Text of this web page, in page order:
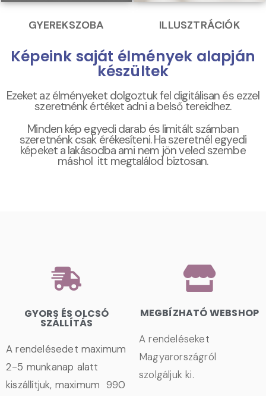
GYEREKSZOBA ILLUSZTRÁCIÓK
Képeink saját élmények alapján
készültek
Ezeket az élményeket dolgoztuk fel digitálisan és ezzel
szeretnénk értéket adni a belső tereidhez.
Minden kép egyedi darab és limitált számban
szeretnénk csak érékesíteni. Ha szeretnél egyedi
képeket a lakásodba ami nem jön veled szembe
máshol itt megtalálod biztosan.
GYORS ÉS OLCSÓ
SZÁLLÍTÁS
A rendelésedet maximum
2-5 munkanap alatt
kiszállítjuk, maximum 990
MEGBÍZHATÓ WEBSHOP
A rendeléseket
Magyarországról
szolgáljuk ki.